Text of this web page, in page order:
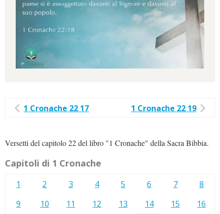
1 Cronache 22 17 1 Cronache 22 19
Versetti del capitolo 22 del libro "1 Cronache" della Sacra Bibbia.
Capitoli di 1 Cronache
1 2 3 4 5 6 7
8
9
10 11 12 13 14 15
16